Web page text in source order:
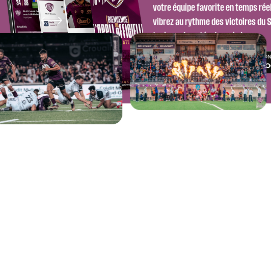
votre équipe favorite en temps
vibrez au rythme des victoires du
toujours à portée de main !